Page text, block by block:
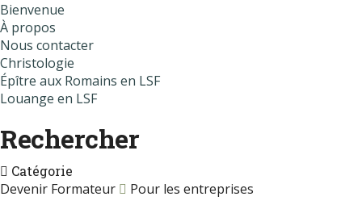
Bienvenue
À propos
Nous contacter
Christologie
Épître aux Romains en LSF
Louange en LSF
Rechercher
Catégorie
Devenir Formateur Pour les entreprises